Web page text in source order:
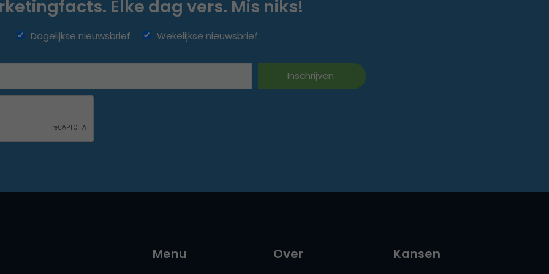
Elke dag vers. Mis niks!
Dagelijkse nieuwsbrief Wekelijkse nieuwsbrief
Menu Over Kansen